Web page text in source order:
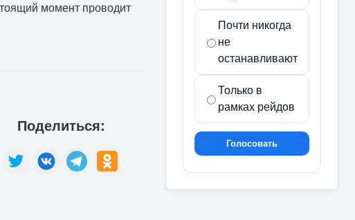
момент проводит
Поделиться:
Почти никогда
не
останавливают
Только в
рамках рейдов
Голосовать